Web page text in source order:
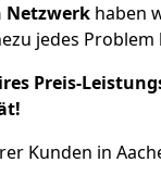
haben
jedes Problem
Preis-
Kunden in